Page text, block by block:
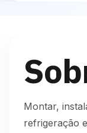
Montar,
refrigeração